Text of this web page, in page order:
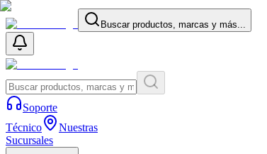
Buscar productos, marcas y más...
Soporte
Técnico
Nuestras
Sucursales